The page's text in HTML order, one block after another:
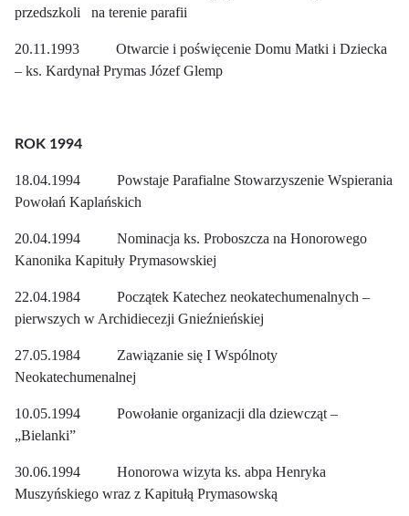
przedszkoli na terenie parafii
20.11.1993 Otwarcie i poświęcenie Domu Matki i Dziecka
– ks. Kardynał Prymas Józef Glemp
ROK 1994
18.04.1994 Powstaje Parafialne Stowarzyszenie Wspierania
Powołań Kaplańskich
20.04.1994 Nominacja ks. Proboszcza na Honorowego
Kanonika Kapituły Prymasowskiej
22.04.1984 Początek Katechez neokatechumenalnych –
pierwszych w Archidiecezji Gnieźnieńskiej
27.05.1984 Zawiązanie się I Wspólnoty
Neokatechumenalnej
10.05.1994 Powołanie organizacji dla dziewcząt –
„Bielanki”
30.06.1994 Honorowa wizyta ks. abpa Henryka
Muszyńskiego wraz z Kapitułą Prymasowską